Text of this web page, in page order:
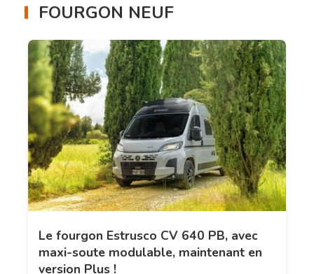
FOURGON NEUF
Le fourgon Estrusco CV 640 PB, avec
maxi-soute modulable, maintenant en
version Plus !